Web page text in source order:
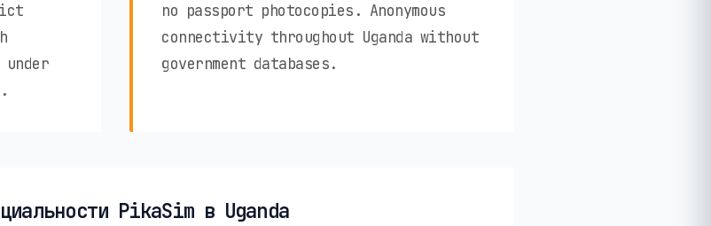
no passport photocopies. Anonymous
connectivity throughout Uganda without
government databases.
PikaSim в Uganda